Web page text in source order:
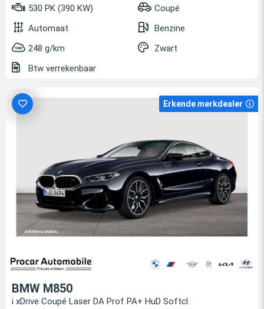
530 PK (390 KW)
Coupé
Automaat
Benzine
248 g/km
Zwart
Btw verrekenbaar
Erkende merkdealer
BMW M850
i xDrive Coupé Laser DA Prof PA+ HuD Softcl.